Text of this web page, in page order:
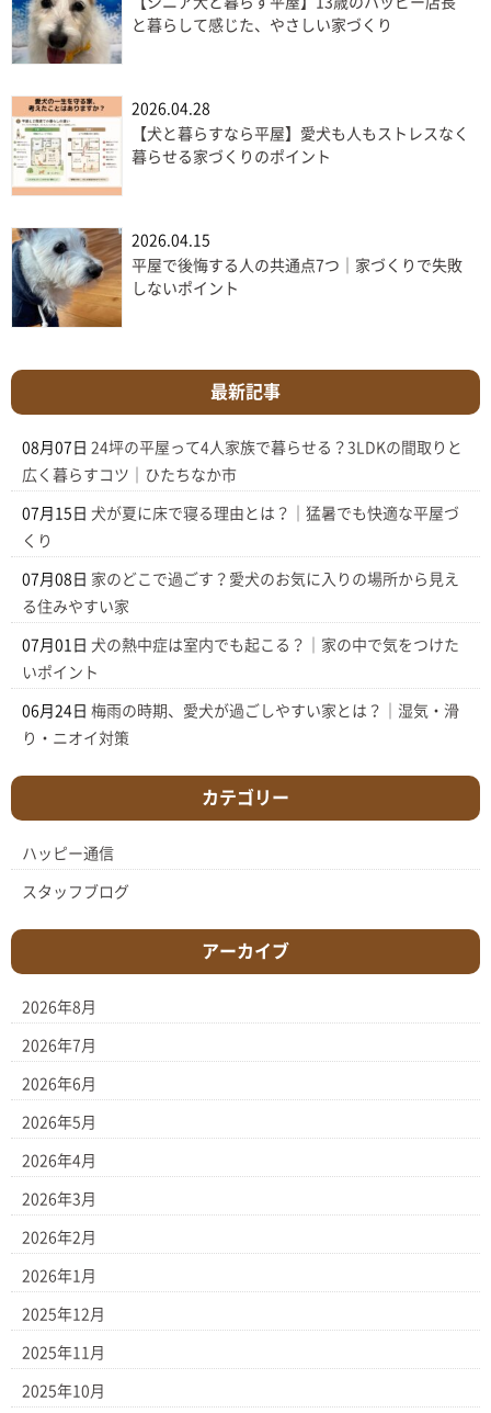
と暮らして感じた、やさしい家づくり
2026.04.28
【犬と暮らすなら平屋】愛犬も人もストレスなく
暮らせる家づくりのポイント
2026.04.15
平屋で後悔する人の共通点7つ｜家づくりで失敗
しないポイント
最新記事
08月07日 24坪の平屋って4人家族で暮らせる？3LDKの間取りと
広く暮らすコツ｜ひたちなか市
07月15日 犬が夏に床で寝る理由とは？｜猛暑でも快適な平屋づ
くり
07月08日 家のどこで過ごす？愛犬のお気に入りの場所から見え
る住みやすい家
07月01日 犬の熱中症は室内でも起こる？｜家の中で気をつけた
いポイント
06月24日 梅雨の時期、愛犬が過ごしやすい家とは？｜湿気・滑
り・ニオイ対策
カテゴリー
ハッピー通信
スタッフブログ
アーカイブ
2026年8月
2026年7月
2026年6月
2026年5月
2026年4月
2026年3月
2026年2月
2026年1月
2025年12月
2025年11月
2025年10月